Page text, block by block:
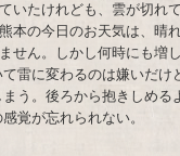
本の今日のお天気は、晴
せん。しかし何時にも増
雷に変わるのは嫌いだ
う。後ろから抱きしめ
覚が忘れられない。